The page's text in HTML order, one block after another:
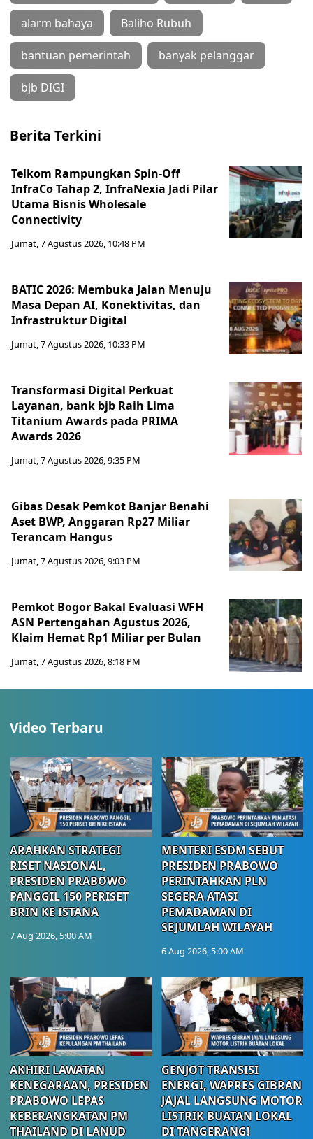
alarm bahaya Baliho Rubuh
bantuan pemerintah banyak pelanggar
bjb DIGI
Berita Terkini
Telkom Rampungkan Spin-Off
InfraCo Tahap 2, InfraNexia Jadi Pilar
Utama Bisnis Wholesale
Connectivity
Jumat, 7 Agustus 2026, 10:48 PM
BATIC 2026: Membuka Jalan Menuju
Masa Depan AI, Konektivitas, dan
Infrastruktur Digital
Jumat, 7 Agustus 2026, 10:33 PM
Transformasi Digital Perkuat
Layanan, bank bjb Raih Lima
Titanium Awards pada PRIMA
Awards 2026
Jumat, 7 Agustus 2026, 9:35 PM
Gibas Desak Pemkot Banjar Benahi
Aset BWP, Anggaran Rp27 Miliar
Terancam Hangus
Jumat, 7 Agustus 2026, 9:03 PM
Pemkot Bogor Bakal Evaluasi WFH
ASN Pertengahan Agustus 2026,
Klaim Hemat Rp1 Miliar per Bulan
Jumat, 7 Agustus 2026, 8:18 PM
Video Terbaru
ARAHKAN STRATEGI
RISET NASIONAL,
PRESIDEN PRABOWO
PANGGIL 150 PERISET
BRIN KE ISTANA
7 Aug 2026, 5:00 AM
MENTERI ESDM SEBUT
PRESIDEN PRABOWO
PERINTAHKAN PLN
SEGERA ATASI
PEMADAMAN DI
SEJUMLAH WILAYAH
6 Aug 2026, 5:00 AM
AKHIRI LAWATAN
KENEGARAAN, PRESIDEN
PRABOWO LEPAS
KEBERANGKATAN PM
THAILAND DI LANUD
GENJOT TRANSISI
ENERGI, WAPRES GIBRAN
JAJAL LANGSUNG MOTOR
LISTRIK BUATAN LOKAL
DI TANGERANG!